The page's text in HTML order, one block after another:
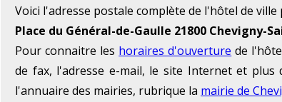
Voici l'adresse postale complète de l'hôtel de
Place du Général-de-Gaulle 21800 Chevigny-
Pour connaitre les horaires d'ouverture de
de fax, l'adresse e-mail, le site Internet et
l'annuaire des mairies, rubrique la mairie de